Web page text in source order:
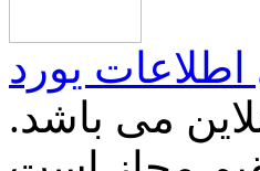
اطلاعات یورد
می باشد.